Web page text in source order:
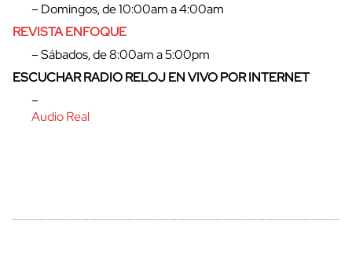
– Domingos, de 10:00am a 4:00am
REVISTA ENFOQUE
– Sábados, de 8:00am a 5:00pm
ESCUCHAR RADIO RELOJ EN VIVO POR INTERNET
–
Audio Real